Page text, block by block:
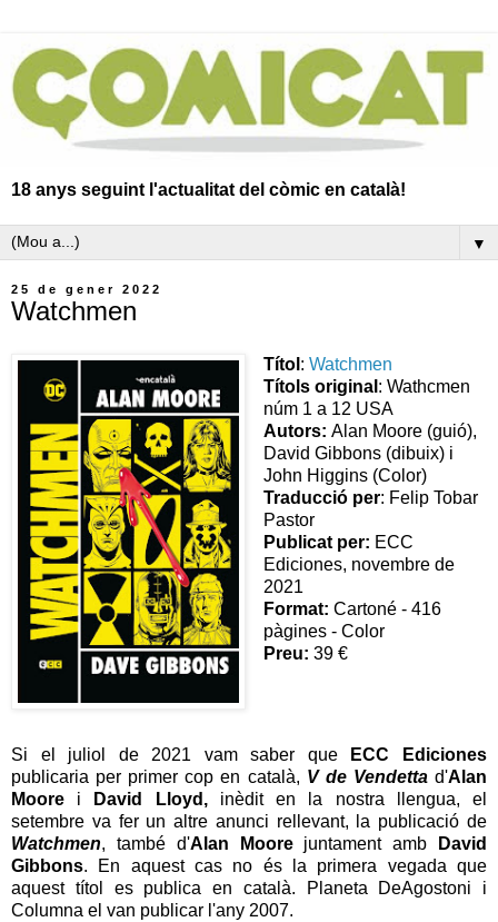
18 anys seguint l'actualitat del còmic en català!
▼
25 de gener 2022
Watchmen
Títol : Watchmen
Títols original : Wathcmen
núm 1 a 12 USA
Autors: Alan Moore (guió),
David Gibbons (dibuix) i
John Higgins (Color)
Traducció per: Felip Tobar
Pastor
Publicat per: ECC
Ediciones, novembre de
2021
Format: Cartoné - 416
pàgines - Color
Preu: 39 €
Si el juliol de 2021 vam saber que
ECC Ediciones
publicaria per primer cop en català, V de Vendettad'Alan
Moore i David Lloyd, inèdit en la nostra llengua, el
setembre va fer un altre anunci rellevant, la publicació de
Watchmen, també d'Alan Moorejuntament amb
David
Gibbons. En aquest cas no és la primera vegada que
aquest títol es publica en català.
Planeta DeAgostoni i
Columna el van publicar l'any 2007.